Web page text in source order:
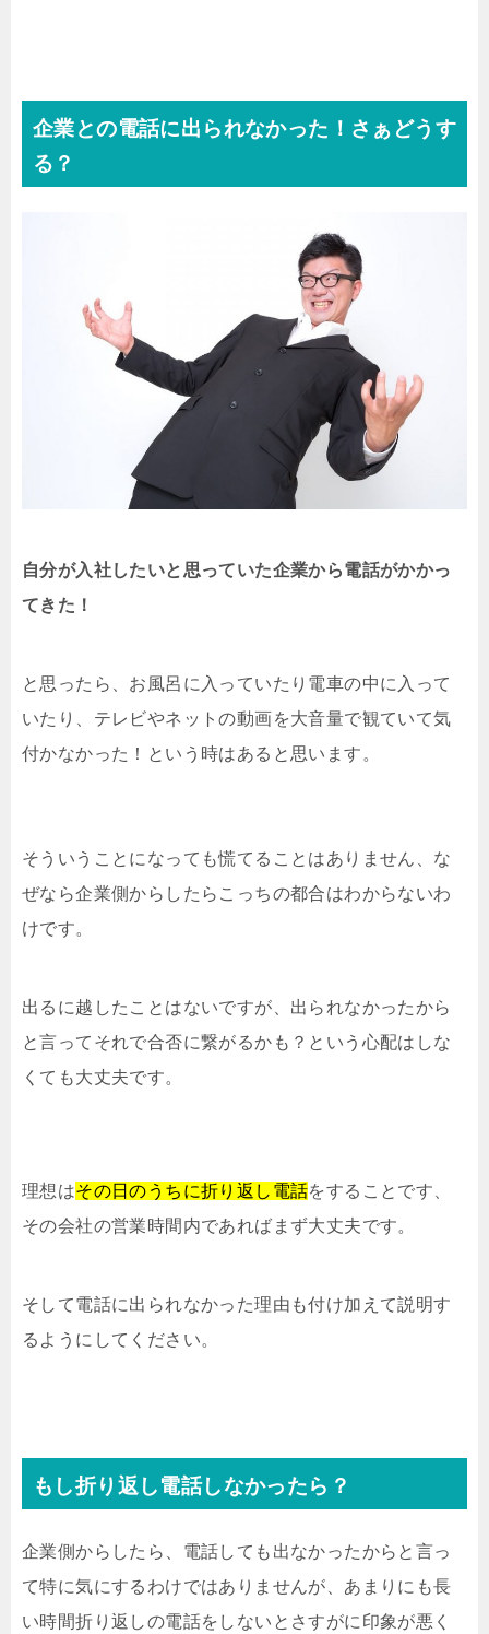
企業との電話に出られなかった！さぁどうす
る？
自分が入社したいと思っていた企業から電話がかかっ
てきた！
と思ったら、お風呂に入っていたり電車の中に入って
いたり、テレビやネットの動画を大音量で観ていて気
付かなかった！という時はあると思います。
そういうことになっても慌てることはありません、な
ぜなら企業側からしたらこっちの都合はわからないわ
けです。
出るに越したことはないですが、出られなかったから
と言ってそれで合否に繋がるかも？という心配はしな
くても大丈夫です。
理想はその日のうちに折り返し電話をすることです、
その会社の営業時間内であればまず大丈夫です。
そして電話に出られなかった理由も付け加えて説明す
るようにしてください。
もし折り返し電話しなかったら？
企業側からしたら、電話しても出なかったからと言っ
て特に気にするわけではありませんが、あまりにも長
い時間折り返しの電話をしないとさすがに印象が悪く